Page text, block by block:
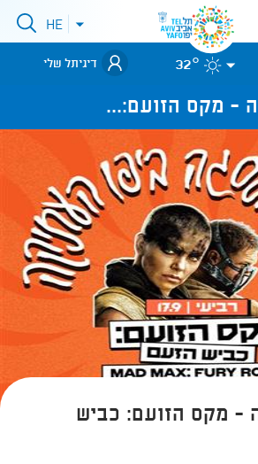
לאתר עיריית
תל-אביב
פתיחתHE
32° דיגיתל שלי
- מקס הזועם:...
- מקס הזועם: כביש